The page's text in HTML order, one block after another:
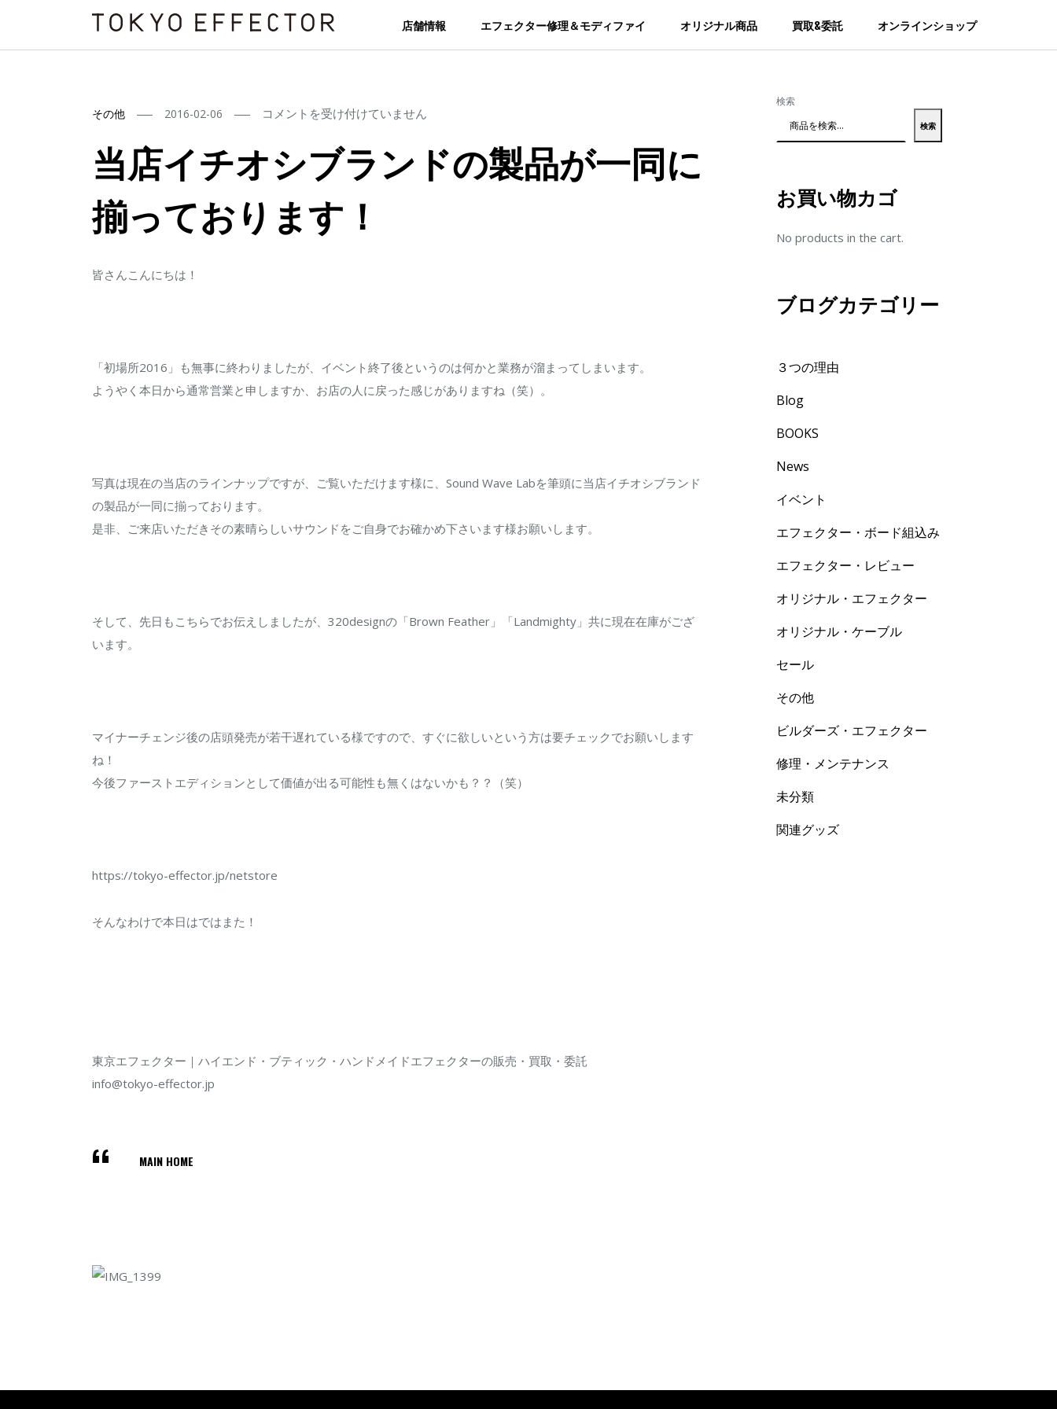
店舗情報 エフェクター修理＆モディファイ オリジナル商品 買取&委託 オンラインショップ
その他 2016-02-06
当
イ
オ
シ
製
品
に
っ
コメントを受け付けていません
当店イチオシブランドの製品が一同に
揃っております！
皆さんこんにちは！
「初場所2016」も無事に終わりましたが、イベント終了後というのは何かと業務が溜まってしまいます。
ようやく本日から通常営業と申しますか、お店の人に戻った感じがありますね（笑）。
写真は現在の当店のラインナップですが、ご覧いただけます様に、Sound Wave Labを筆頭に当店イチオシブランド
の製品が一同に揃っております。
是非、ご来店いただきその素晴らしいサウンドをご自身でお確かめ下さいます様お願いします。
そして、先日もこちらでお伝えしましたが、320designの「Brown Feather」「Landmighty」共に現在在庫がござ
います。
マイナーチェンジ後の店頭発売が若干遅れている様ですので、すぐに欲しいという方は要チェックでお願いします
ね！
今後ファーストエディションとして価値が出る可能性も無くはないかも？？（笑）
https://tokyo-effector.jp/netstore
そんなわけで本日はではまた！
東京エフェクター｜ハイエンド・ブティック・ハンドメイドエフェクターの販売・買取・委託
info@tokyo-effector.jp
MAIN HOME
検索
検索
お買い物カゴ
No products in the cart.
ブログカテゴリー
３つの理由
Blog
BOOKS
News
イベント
エフェクター・ボード組込み
エフェクター・レビュー
オリジナル・エフェクター
オリジナル・ケーブル
セール
その他
ビルダーズ・エフェクター
修理・メンテナンス
未分類
関連グッズ